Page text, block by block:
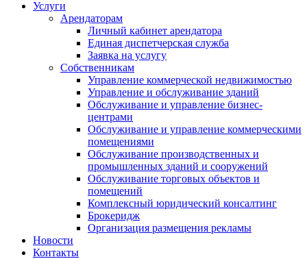
Услуги
Арендаторам
Личный кабинет арендатора
Единая диспетчерская служба
Заявка на услугу
Собственникам
Управление коммерческой недвижимостью
Управление и обслуживание зданий
Обслуживание и управление бизнес-
центрами
Обслуживание и управление коммерческими
помещениями
Обслуживание производственных и
промышленных зданий и сооружений
Обслуживание торговых объектов и
помещений
Комплексный юридический консалтинг
Брокеридж
Организация размещения рекламы
Новости
Контакты